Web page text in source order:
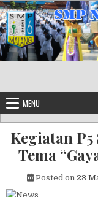
Skip to content
MENU
Kegiatan
Tema
Posted on 23